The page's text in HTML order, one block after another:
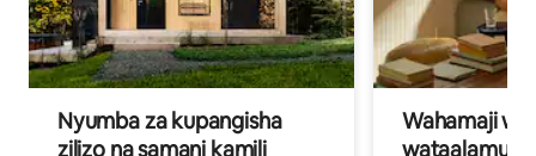
Nyumba za kupangisha
zilizo na samani kamili
Wahamaji
wataalamu